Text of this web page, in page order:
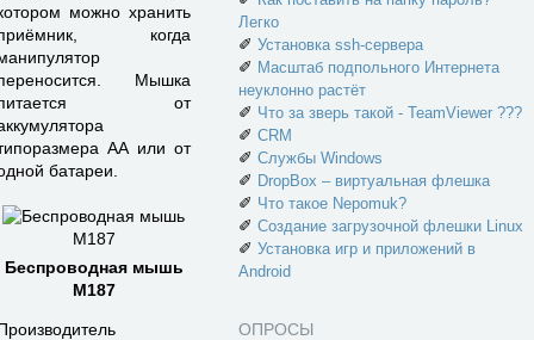
можно хранить
когда
Мышка
от
АА или от
батареи.
Беспроводная мышь
M187
Легко
✐ Установка ssh-сервера
✐ Масштаб подпольного Интернета
неуклонно растёт
✐ Что за зверь такой - TeamViewer ???
✐ CRM
✐ Службы Windows
✐ DropBox – виртуальная флешка
✐ Что такое Nepomuk?
✐ Создание загрузочной флешки Linux
✐ Установка игр и приложений в
Android
ОПРОСЫ